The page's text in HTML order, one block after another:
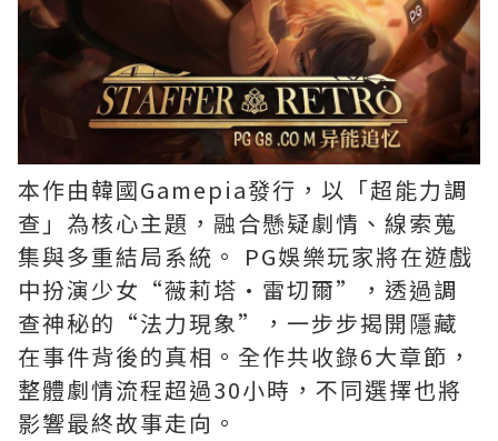
本作由韓國Gamepia發行，以「超能力調
查」為核心主題，融合懸疑劇情、線索蒐
集與多重結局系統。 PG娛樂玩家將在遊戲
中扮演少女“薇莉塔·雷切爾”，透過調
查神秘的“法力現象”，一步步揭開隱藏
在事件背後的真相。全作共收錄6大章節，
整體劇情流程超過30小時，不同選擇也將
影響最終故事走向。